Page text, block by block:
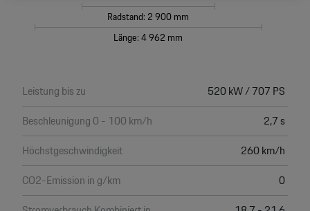
Radstand: 2 900 mm
Länge: 4 962 mm
Leistung bis zu
520 kW / 707 PS
Beschleunigung 0 - 100 km/h
2,7 s
Höchstgeschwindigkeit
260 km/h
CO2-Emission in g/km
0